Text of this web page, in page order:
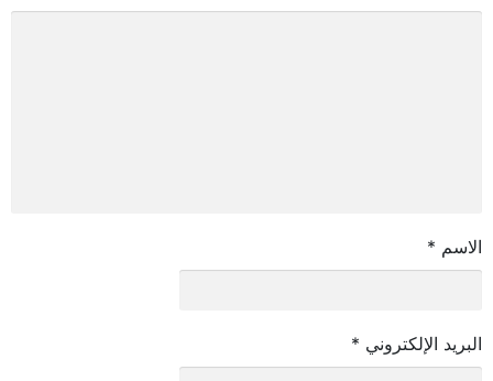
الاسم *
البريد الإلكتروني *